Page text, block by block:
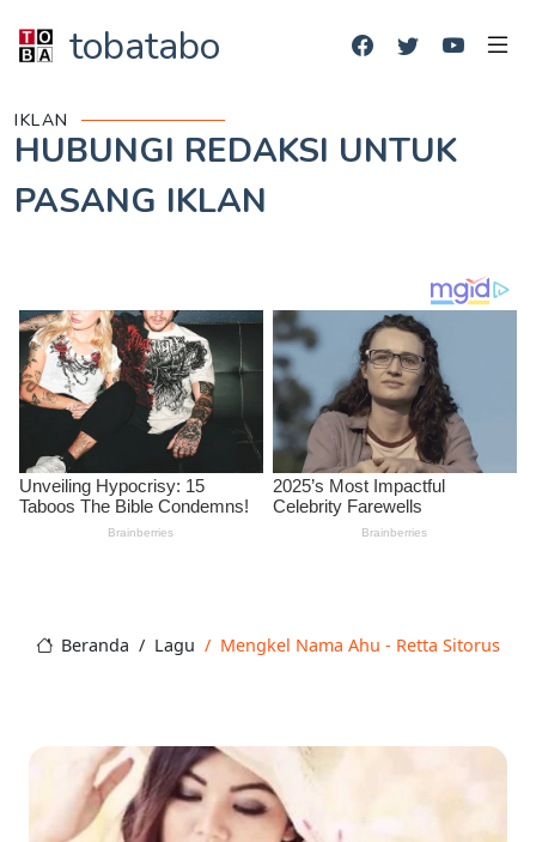
tobatabo
IKLAN
HUBUNGI REDAKSI UNTUK
PASANG IKLAN
Beranda Lagu Mengkel Nama Ahu - Retta Sitorus